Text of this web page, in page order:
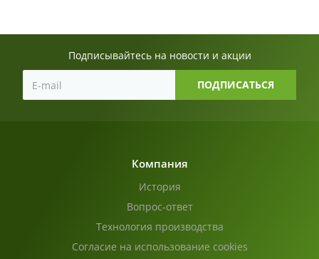
Подписывайтесь на новости и акции
Компания
История
Вопрос-ответ
Технология производства
Согласие на использование cookies